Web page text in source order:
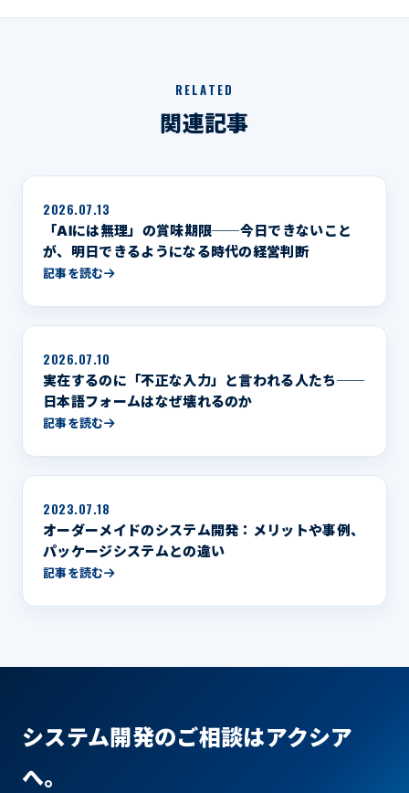
RELATED
関連記事
2026.07.13
「AIには無理」の賞味期限──今日できないこと
が、明日できるようになる時代の経営判断
記事を読む
2026.07.10
実在するのに「不正な入力」と言われる人たち──
日本語フォームはなぜ壊れるのか
記事を読む
2023.07.18
オーダーメイドのシステム開発：メリットや事例、
パッケージシステムとの違い
記事を読む
システム開発のご相談はアクシア
へ。